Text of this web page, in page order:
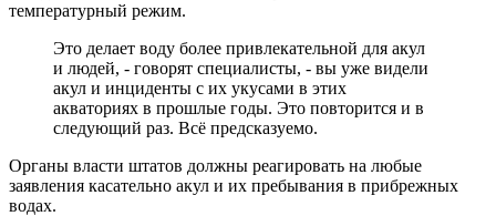
температурный режим.
Это делает воду более привлекательной для акул
и людей, - говорят специалисты, - вы уже видели
акул и инциденты с их укусами в этих
акваториях в прошлые годы. Это повторится и в
следующий раз. Всё предсказуемо.
Органы власти штатов должны реагировать на любые
заявления касательно акул и их пребывания в прибрежных
водах.